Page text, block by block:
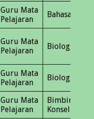
Guru Mata
Pelajaran
Bahasa
Guru Mata
Pelajaran
Biologi
Guru Mata
Pelajaran
Biologi
Guru Mata
Pelajaran
Bimbingan
Konseling